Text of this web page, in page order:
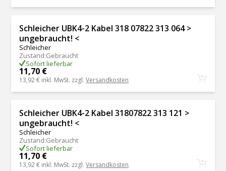
Schleicher UBK4-2 Kabel 318 07822 313 064 >
ungebraucht! <
Schleicher
Zustand:Gebraucht
Sofort lieferbar
11,70 €
13,92 € inkl. MwSt. zzgl.Versandkosten
Schleicher UBK4-2 Kabel 31807822 313 121 >
ungebraucht! <
Schleicher
Zustand:Gebraucht
Sofort lieferbar
11,70 €
13,92 € inkl. MwSt. zzgl.Versandkosten